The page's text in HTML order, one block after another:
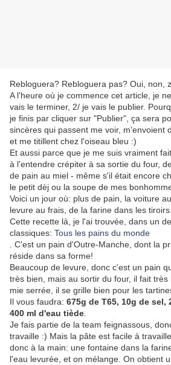
Rebloguera? Rebloguera pas? Oui, non,
A l'heure où je commence cet article, je
vais le terminer, 2/ je vais le publier.
je finis par cliquer sur "Publier", ça sera
sincères qui passent me voir, m'envoient
et me titillent chez l'oiseau bleu :)
Et aussi parce que je me suis vraiment
à l'entendre crépiter à sa sortie du four,
de pain au miel - même s'il était encore
le petit dèj ou la soupe de mes
Voici un jour où: plus de pain, la voiture
levure au frais, de la farine dans les
Cette recette là, je l'ai trouvée, dans un
classiques: Tous les pains du monde
. C'est un pain d'Outre-Manche, dont la
réside dans sa forme!
Beaucoup de levure, donc c'est un pain
très bien, mais au sortir du four, il fait
mie serrée, il se grille bien pour les
Il vous faudra: 675g de T65, 10g de sel,
400 ml d'eau tiède
Je fais partie de la team feignassous,
travaille :) Mais la pâte est facile à
donc à la main: une fontaine dans la
l'eau levurée, et on mélange. On obtient